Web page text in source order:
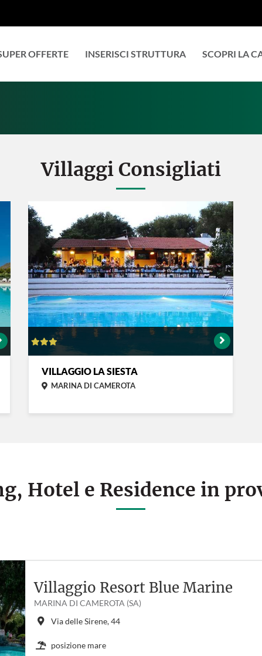
OFFERTE INSERISCI STRUTTURA SCOPRI LA
Villaggi Consigliati
VILLAGGIO LA SIESTA
MARINA DI CAMEROTA
Hotel e Residence in
Villaggio Resort Blue Marine
MARINA DI CAMEROTA (SA)
Via delle Sirene, 44
posizione mare